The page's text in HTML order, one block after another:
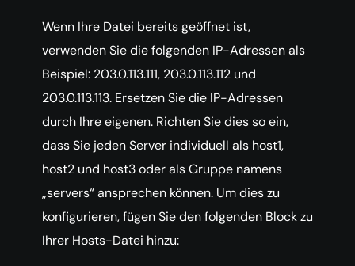
Wenn Ihre Datei bereits geöffnet ist,
verwenden Sie die folgenden IP-Adressen als
Beispiel: 203.0.113.111, 203.0.113.112 und
203.0.113.113. Ersetzen Sie die IP-Adressen
durch Ihre eigenen. Richten Sie dies so ein,
dass Sie jeden Server individuell als host1,
host2 und host3 oder als Gruppe namens
„servers“ ansprechen können. Um dies zu
konfigurieren, fügen Sie den folgenden Block zu
Ihrer Hosts-Datei hinzu: